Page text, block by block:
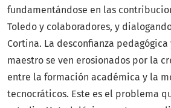
fundamentándose en las
Toledo y colaboradores, y
Cortina. La desconfianza
maestro se ven erosionados por la
entre la formación académica y la
tecnocráticos. Este es el problema